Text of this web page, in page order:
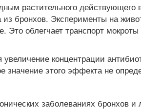
растительного
бронхов. Эксперименты на
Это облегчает транспорт
концентрации
значение этого эффекта не
заболеваниях бронхов